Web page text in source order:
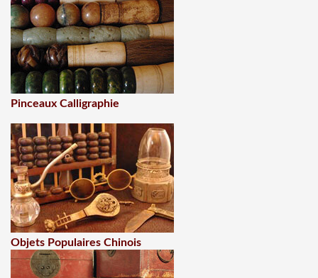
Pinceaux Calligraphie
Objets Populaires Chinois